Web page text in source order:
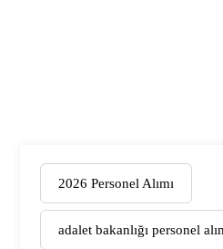
2026 Personel Alımı
adalet bakanlığı personel